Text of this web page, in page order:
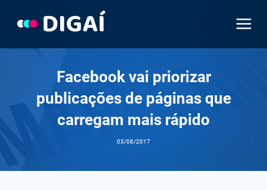
Facebook vai priorizar
publicações de páginas que
carregam mais rápido
03/08/2017